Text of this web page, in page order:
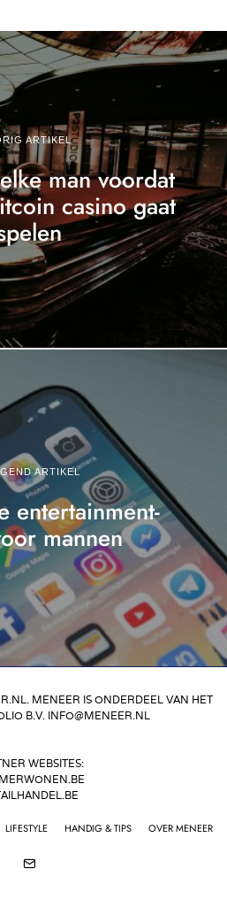
ARTIKEL
man voordat
casino gaat
ARTIKEL
entertainment-
mannen
MENEER IS ONDERDEEL VAN HET
B.V. INFO@MENEER.NL
WEBSITES:
LIFESTYLE HANDIG & TIPS OVER MENEER